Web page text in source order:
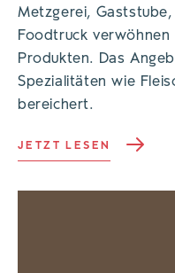
Metzgerei,
Foodtruck
Produkten. Das
Spezialitäten wie
bereichert.
JETZT LESEN